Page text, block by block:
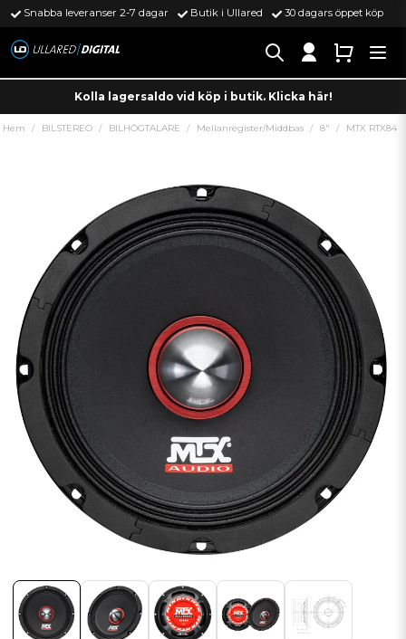
Snabba leveranser 2-7 dagar Butik i Ullared 30 dagars öppet köp
Kolla lagersaldo vid köp i butik. Klicka här!
Hem BILSTEREO BILHÖGTALARE Mellanregister/Middbas 8" MTX RTX84